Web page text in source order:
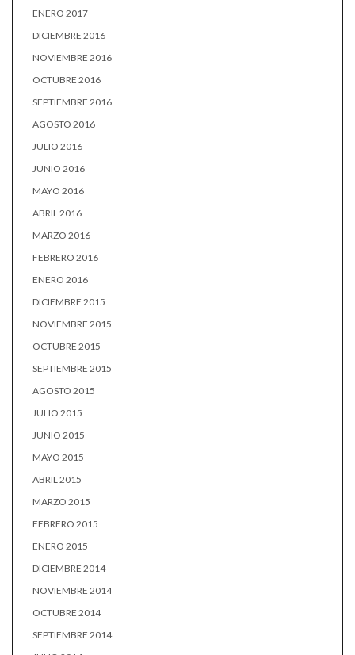
ENERO 2017
DICIEMBRE 2016
NOVIEMBRE 2016
OCTUBRE 2016
SEPTIEMBRE 2016
AGOSTO 2016
JULIO 2016
JUNIO 2016
MAYO 2016
ABRIL 2016
MARZO 2016
FEBRERO 2016
ENERO 2016
DICIEMBRE 2015
NOVIEMBRE 2015
OCTUBRE 2015
SEPTIEMBRE 2015
AGOSTO 2015
JULIO 2015
JUNIO 2015
MAYO 2015
ABRIL 2015
MARZO 2015
FEBRERO 2015
ENERO 2015
DICIEMBRE 2014
NOVIEMBRE 2014
OCTUBRE 2014
SEPTIEMBRE 2014